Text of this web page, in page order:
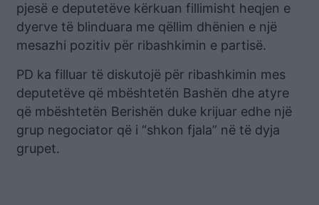
pjesë e deputetëve kërkuan fillimisht heqjen e
dyerve të blinduara me qëllim dhënien e një
mesazhi pozitiv për ribashkimin e partisë.
PD ka filluar të diskutojë për ribashkimin mes
deputetëve që mbështetën Bashën dhe atyre
që mbështetën Berishën duke krijuar edhe një
grup negociator që i “shkon fjala” në të dyja
grupet.